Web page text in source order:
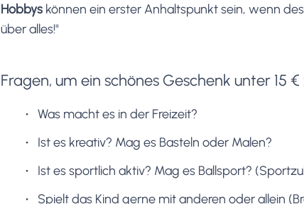
Hobbys können ein erster Anhaltspunkt sein, wenn
über alles!"
Fragen, um ein schönes Geschenk unter 15
Was macht es in der Freizeit?
Ist es kreativ? Mag es Basteln oder Malen?
Ist es sportlich aktiv? Mag es Ballsport?
Spielt das Kind gerne mit anderen oder allein